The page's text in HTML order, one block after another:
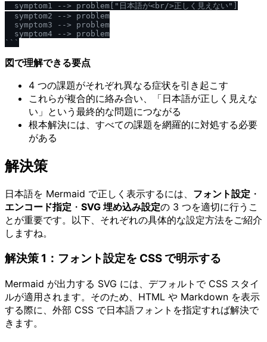
  symptom1 --> problem["日本語が<br
/>正しく見えない"]
  symptom2 --> problem
  symptom3 --> problem
  symptom4 --> problem
```
図で理解できる要点
4 つの課題がそれぞれ異なる症状を引き起こす
これらが複合的に絡み合い、「日本語が正しく見えな
い」という最終的な問題につながる
根本解決には、すべての課題を網羅的に対処する必要
がある
解決策
日本語を Mermaid で正しく表示するには、 フォント設定 ・
エンコード指定 ・ SVG 埋め込み設定の 3 つを適切に行うこ
とが重要です。以下、それぞれの具体的な設定方法をご紹介
しますね。
解決策 1：フォント設定を CSS で明示する
Mermaid が出力する SVG には、デフォルトで CSS スタイ
ルが適用されます。そのため、HTML や Markdown を表示
する際に、外部 CSS で日本語フォントを指定すれば解決で
きます。